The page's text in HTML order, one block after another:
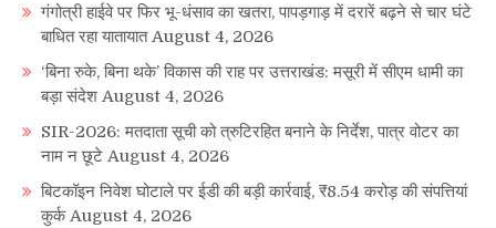
गंगोत्री हाईवे पर फिर भू-धंसाव का खतरा, पापड़गाड़ में दरारें बढ़ने से चार घंटे
बाधित रहा यातायात August 4, 2026
‘बिना रुके, बिना थके’ विकास की राह पर उत्तराखंड: मसूरी में सीएम धामी का
बड़ा संदेश August 4, 2026
SIR-2026: मतदाता सूची को त्रुटिरहित बनाने के निर्देश, पात्र वोटर का
नाम न छूटे August 4, 2026
बिटकॉइन निवेश घोटाले पर ईडी की बड़ी कार्रवाई, ₹8.54 करोड़ की संपत्तियां
कुर्क August 4, 2026